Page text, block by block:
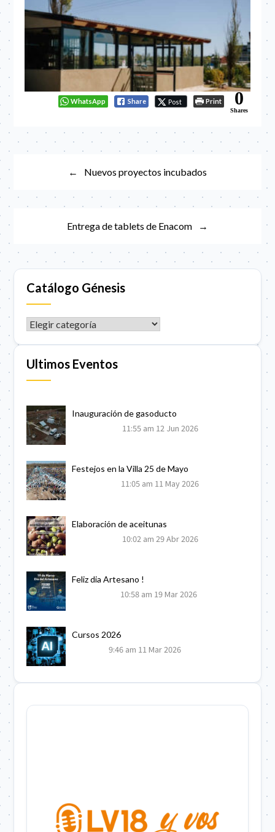
WhatsApp Share Post Print 0
Shares
Navegación
entradas
Nuevos proyectos incubados
Entrega de tablets de Enacom
Catálogo Génesis
CATÁLOGO GÉNESIS
Ultimos Eventos
Inauguración de gasoducto
11:55 am 12 Jun 2026
Festejos en la Villa 25 de Mayo
11:05 am 11 May 2026
Elaboración de aceitunas
10:02 am 29 Abr 2026
Feliz dia Artesano !
10:58 am 19 Mar 2026
Cursos 2026
9:46 am 11 Mar 2026